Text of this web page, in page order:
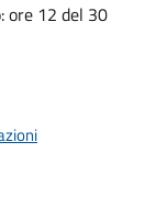
ore 12 del 30